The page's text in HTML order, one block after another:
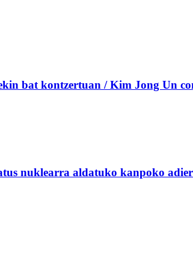
bat kontzertuan / Kim Jong Un
nuklearra aldatuko kanpoko